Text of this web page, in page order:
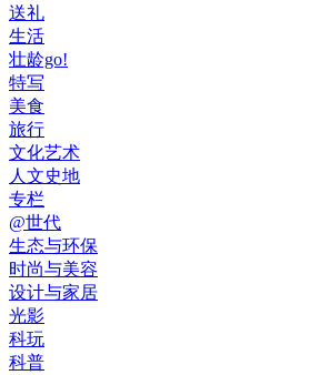
送礼
生活
壮龄go!
特写
美食
旅行
文化艺术
人文史地
专栏
@世代
生态与环保
时尚与美容
设计与家居
光影
科玩
科普